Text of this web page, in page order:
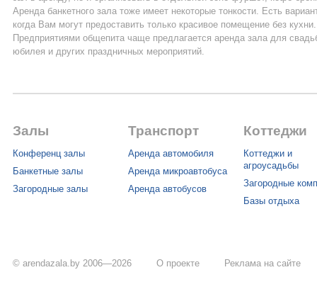
Аренда банкетного зала тоже имеет некоторые тонкости. Есть
когда Вам могут предоставить только красивое помещение без кухни.
Предприятиями общепита чаще предлагается аренда зала для
юбилея и других праздничных мероприятий.
Залы
Конференц залы
Банкетные залы
Загородные залы
Транспорт
Аренда автомобиля
Аренда микроавтобуса
Аренда автобусов
Коттеджи
Коттеджи и
агроусадьбы
Загородные
Базы отдыха
© arendazala.by 2006—2026 О проекте Реклама на сайте